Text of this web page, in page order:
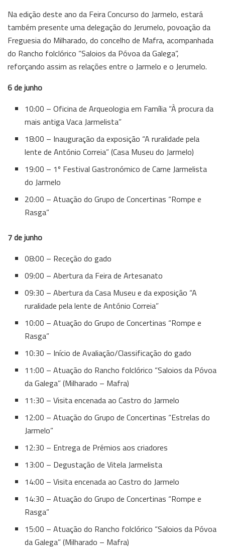
Na edição deste ano da Feira Concurso do Jarmelo, estará
também presente uma delegação do Jerumelo, povoação da
Freguesia do Milharado, do concelho de Mafra, acompanhada
do Rancho folclórico “Saloios da Póvoa da Galega”,
reforçando assim as relações entre o Jarmelo e o Jerumelo.
6 de junho
10:00 – Oficina de Arqueologia em Família “À procura da
mais antiga Vaca Jarmelista”
18:00 – Inauguração da exposição “A ruralidade pela
lente de António Correia” (Casa Museu do Jarmelo)
19:00 – 1º Festival Gastronómico de Carne Jarmelista
do Jarmelo
20:00 – Atuação do Grupo de Concertinas “Rompe e
Rasga”
7 de junho
08:00 – Receção do gado
09:00 – Abertura da Feira de Artesanato
09:30 – Abertura da Casa Museu e da exposição “A
ruralidade pela lente de António Correia”
10:00 – Atuação do Grupo de Concertinas “Rompe e
Rasga”
10:30 – Início de Avaliação/Classificação do gado
11:00 – Atuação do Rancho folclórico “Saloios da Póvoa
da Galega” (Milharado – Mafra)
11:30 – Visita encenada ao Castro do Jarmelo
12:00 – Atuação do Grupo de Concertinas “Estrelas do
Jarmelo”
12:30 – Entrega de Prémios aos criadores
13:00 – Degustação de Vitela Jarmelista
14:00 – Visita encenada ao Castro do Jarmelo
14:30 – Atuação do Grupo de Concertinas “Rompe e
Rasga”
15:00 – Atuação do Rancho folclórico “Saloios da Póvoa
da Galega” (Milharado – Mafra)